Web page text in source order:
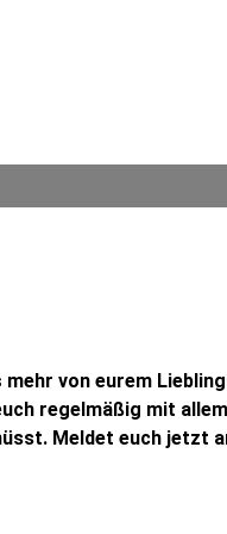
mehr von eurem
regelmäßig mit
Meldet euch jetzt